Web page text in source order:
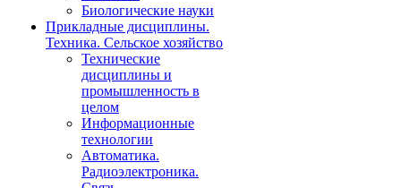
Биологические науки
Прикладные дисциплины.
Техника. Сельское хозяйство
Технические
дисциплины и
промышленность в
целом
Информационные
технологии
Автоматика.
Радиоэлектроника.